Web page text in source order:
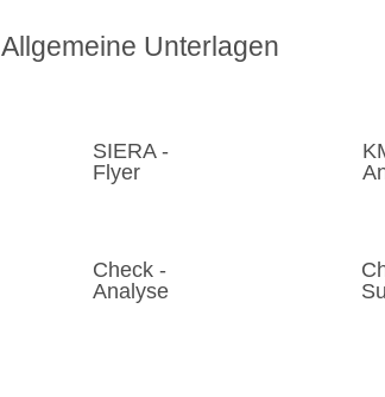
Allgemeine Unterlagen
SIERA -
Flyer
Check -
Analyse